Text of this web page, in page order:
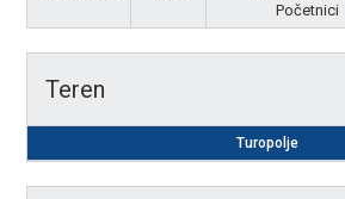
Početnici
Teren
Turopolje